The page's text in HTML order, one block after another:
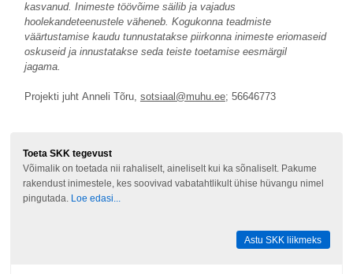
kasvanud. Inimeste töövõime säilib ja vajadus
hoolekandeteenustele väheneb. Kogukonna teadmiste
väärtustamise kaudu tunnustatakse piirkonna inimeste eriomaseid
oskuseid ja innustatakse seda teiste toetamise eesmärgil
jagama.
Projekti juht Anneli Tõru, sotsiaal@muhu.ee; 56646773
Toeta SKK tegevust
Võimalik on toetada nii rahaliselt, aineliselt kui ka sõnaliselt. Pakume
rakendust inimestele, kes soovivad vabatahtlikult ühise hüvangu nimel
pingutada. Loe edasi...
Astu SKK liikmeks